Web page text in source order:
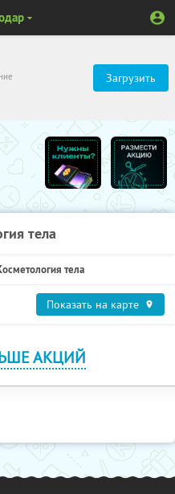
Загрузить
тела
тела
Показать на карте
АКЦИЙ